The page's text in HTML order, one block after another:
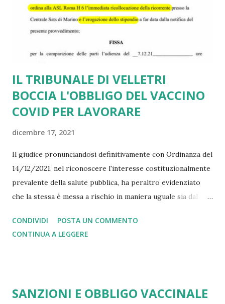
decreto-legge 1° aprile 2021, n. 44 La norma sospensiva
peraltro non brilla per chiarezza e coerenz...
IL TRIBUNALE DI VELLETRI
BOCCIA L'OBBLIGO DEL VACCINO
COVID PER LAVORARE
dicembre 17, 2021
Il giudice pronunciandosi definitivamente con Ordinanza del
14/12/2021, nel riconoscere l'interesse costituzionalmente
prevalente della salute pubblica, ha peraltro evidenziato
che la stessa è messa a rischio in maniera uguale sia dal
di vaccinazione imposto dal DL44/2021 quale requisito
professionale richiesto ai sanitari - ora esteso dal
Costituzione. I principi giuridici e medico scientifici
CONDIVIDI
POSTA UN COMMENTO
CONTINUA A LEGGERE
SANZIONI E OBBLIGO VACCINALE